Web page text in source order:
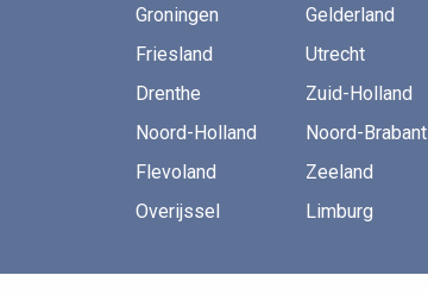
Groningen
Friesland
Drenthe
Noord-Holland
Flevoland
Overijssel
Gelderland
Utrecht
Zuid-Holland
Noord-Brabant
Zeeland
Limburg